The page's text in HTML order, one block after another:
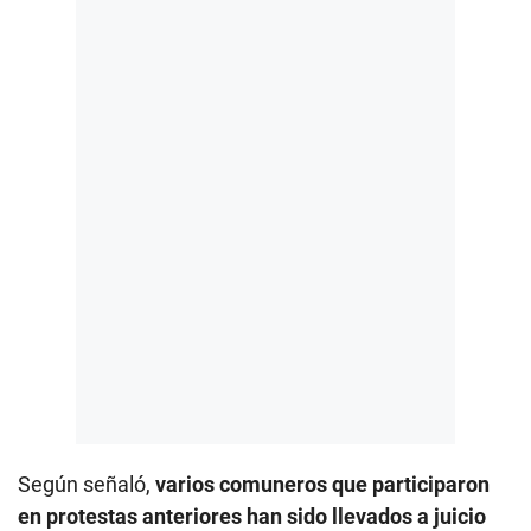
Según señaló, varios comuneros que participaron
en protestas anteriores han sido llevados a juicio